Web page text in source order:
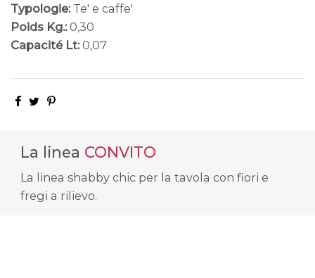
Typologie: Te' e caffe'
Poids Kg.: 0,30
Capacité Lt: 0,07
La linea CONVITO
La linea shabby chic per la tavola con fiori e
fregi a rilievo.